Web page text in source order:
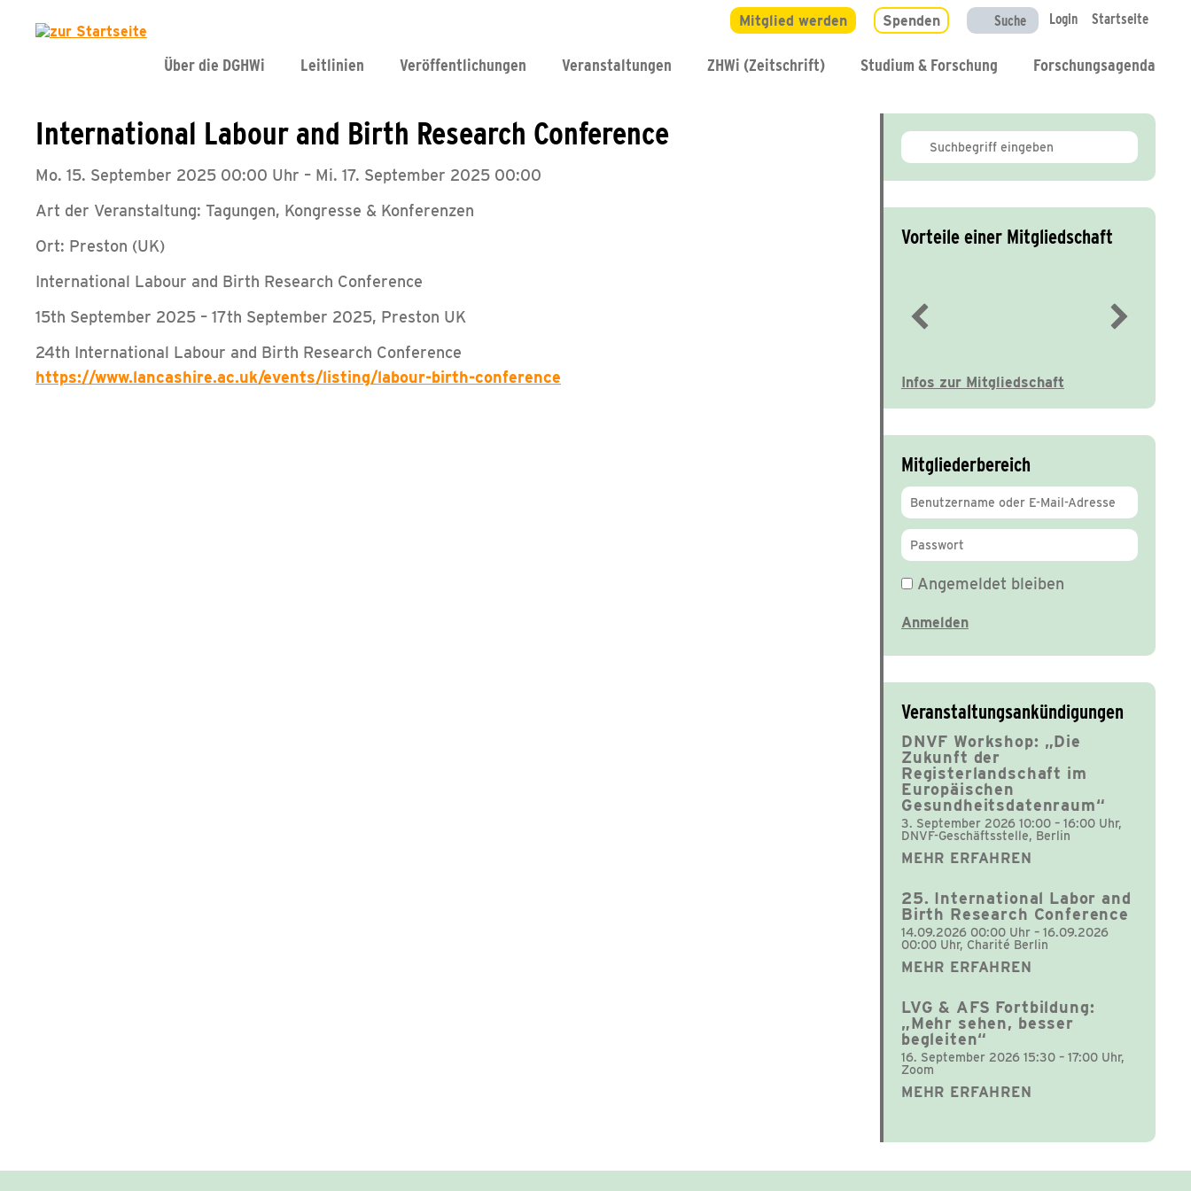
Mitglied werden Spenden Suche Login Startseite
Über die DGHWi Leitlinien Veröffentlichungen Veranstaltungen ZHWi (Zeitschrift) Studium & Forschung Forschungsagenda
International Labour and Birth Research Conference
Mo. 15. September 2025 00:00 Uhr – Mi. 17. September 2025 00:00
Art der Veranstaltung: Tagungen, Kongresse & Konferenzen
Ort: Preston (UK)
International Labour and Birth Research Conference
15th September 2025 – 17th September 2025, Preston UK
24th International Labour and Birth Research Conference
https://www.lancashire.ac.uk/events/listing/labour-birth-conference
Vorteile einer Mitgliedschaft
Infos zur Mitgliedschaft
Mitgliederbereich
Angemeldet bleiben
Veranstaltungsankündigungen
DNVF Workshop: „Die
Zukunft der
Registerlandschaft im
Europäischen
Gesundheitsdatenraum“
3. September 2026 10:00 – 16:00 Uhr,
DNVF-Geschäftsstelle, Berlin
MEHR ERFAHREN
25. International Labor and
Birth Research Conference
14.09.2026 00:00 Uhr – 16.09.2026
00:00 Uhr, Charité Berlin
MEHR ERFAHREN
LVG & AFS Fortbildung:
„Mehr sehen, besser
begleiten“
16. September 2026 15:30 – 17:00 Uhr,
Zoom
MEHR ERFAHREN